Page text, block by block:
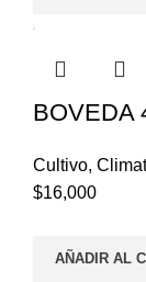
BOVEDA
Cultivo,
$16,000
AÑADIR AL